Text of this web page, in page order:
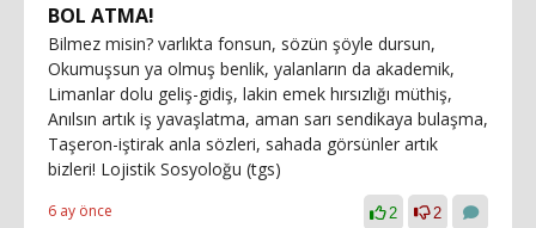
BOL ATMA!
Bilmez misin? varlıkta fonsun, sözün şöyle dursun,
Okumuşsun ya olmuş benlik, yalanların da akademik,
Limanlar dolu geliş-gidiş, lakin emek hırsızlığı müthiş,
Anılsın artık iş yavaşlatma, aman sarı sendikaya bulaşma,
Taşeron-iştirak anla sözleri, sahada görsünler artık
bizleri! Lojistik Sosyoloğu (tgs)
6 ay önce 2 2